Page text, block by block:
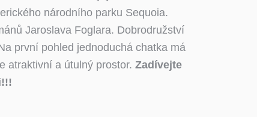
národního parku Sequoia.
Jaroslava Foglara. Dobrodružství
první pohled jednoduchá chatka má
atraktivní a útulný prostor. Zadívejte